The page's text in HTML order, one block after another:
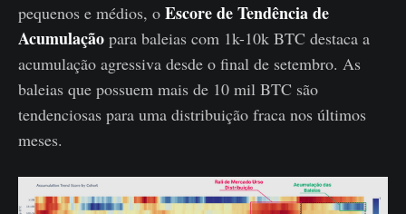
pequenos e médios, o Escore de Tendência de
Acumulação para baleias com 1k-10k BTC destaca a
acumulação agressiva desde o final de setembro. As
baleias que possuem mais de 10 mil BTC são
tendenciosas para uma distribuição fraca nos últimos
meses.